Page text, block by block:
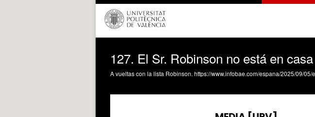
127. El Sr. Robinson no está en casa